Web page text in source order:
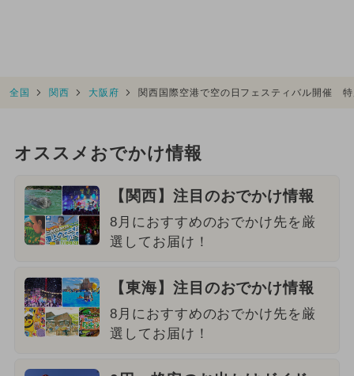
全国 関西 大阪府 関西国際空港で空の日フェスティバル開催
オススメおでかけ情報
【関西】注目のおでかけ情報
8月におすすめのおでかけ先を厳
選してお届け！
【東海】注目のおでかけ情報
8月におすすめのおでかけ先を厳
選してお届け！